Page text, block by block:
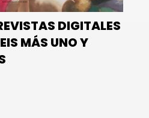
DIGITALES
MÁS UNO Y